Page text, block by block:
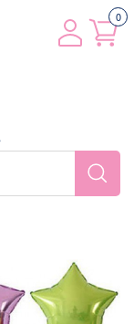
0